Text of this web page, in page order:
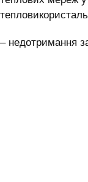
– недотримання